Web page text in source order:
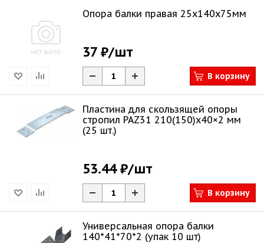
Опора балки правая 25х140х75мм
37 ₽/шт
В корзину
Пластина для скользящей опоры
стропил PAZ31 210(150)х40×2 мм
(25 шт.)
53.44 ₽/шт
В корзину
Универсальная опора балки
140*41*70*2 (упак 10 шт)